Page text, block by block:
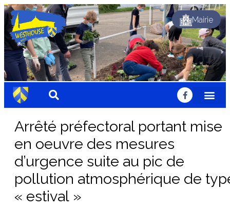
Mairie
Dynamique
Fleuri
Solidaire
Traditionnel
Festif
Sportif
Chaleureux
Accueillant
Nature
Dynamique
Fleuri
Solidaire
Traditionnel
Festif
Sportif
Chaleureux
Accueillant
Nature
Dynamique
Fleuri
Solidaire
Traditionnel
Festif
Sportif
Chaleureux
Accueillant
Nature
Arrêté préfectoral portant mise
en oeuvre des mesures
d’urgence suite au pic de
pollution atmosphérique de
« estival »